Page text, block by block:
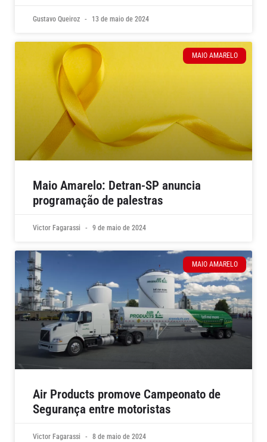
Gustavo Queiroz 13 de maio de 2024
MAIO AMARELO
Maio Amarelo: Detran-SP anuncia
programação de palestras
Victor Fagarassi 9 de maio de 2024
MAIO AMARELO
Air Products promove Campeonato de
Segurança entre motoristas
Victor Fagarassi 8 de maio de 2024